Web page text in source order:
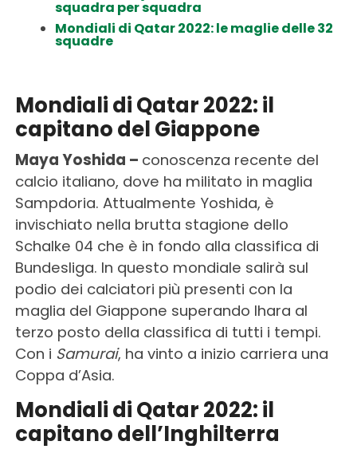
squadra per squadra
Mondiali di Qatar 2022: le maglie delle 32
squadre
Mondiali di Qatar 2022: il
capitano del Giappone
Maya Yoshida – conoscenza recente del
calcio italiano, dove ha militato in maglia
Sampdoria. Attualmente Yoshida, è
invischiato nella brutta stagione dello
Schalke 04 che è in fondo alla classifica di
Bundesliga. In questo mondiale salirà sul
podio dei calciatori più presenti con la
maglia del Giappone superando Ihara al
terzo posto della classifica di tutti i tempi.
Con i Samurai, ha vinto a inizio carriera una
Coppa d’Asia.
Mondiali di Qatar 2022: il
capitano dell’Inghilterra